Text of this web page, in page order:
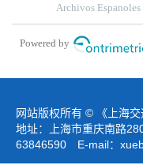
Archivos
Powered by
网站版权所有 © 《上海
地址：上海市重庆南路
63846590 E-mail：